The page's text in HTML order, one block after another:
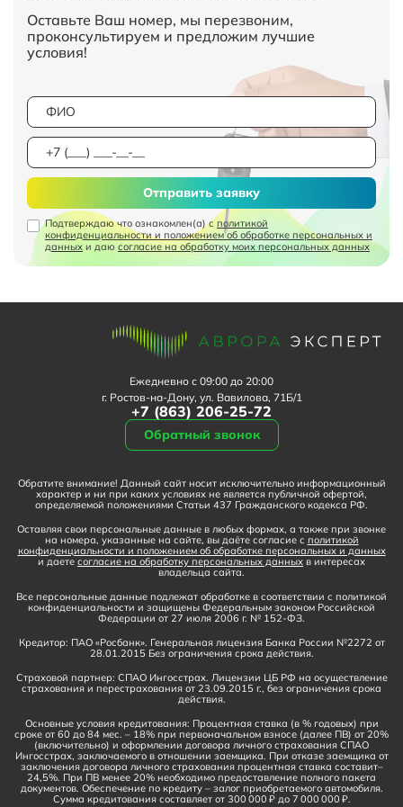
Оставьте Ваш номер, мы перезвоним,
проконсультируем и предложим лучшие
условия!
Подтверждаю что ознакомлен(а) сполитикой
конфиденциальности и положением об обработке персональных и
данных и даю согласие на обработку моих персональных данных
Отправить заявку
Ежедневно с 09:00 до 20:00
г. Ростов-на-Дону, ул. Вавилова, 71Б/1
+7 (863) 206-25-72
Обратный звонок
Обратите внимание! Данный сайт носит исключительно информационный
характер и ни при каких условиях не является публичной офертой,
определяемой положениями Статьи 437 Гражданского кодекса РФ.
Оставляя свои персональные данные в любых формах, а также при звонке
на номера, указанные на сайте, вы даёте согласие с политикой
конфиденциальности и положением об обработке персональных и данных
и даете согласие на обработку персональных данных в интересах
владельца сайта.
Все персональные данные подлежат обработке в соответствии с политикой
конфиденциальности и защищены Федеральным законом Российской
Федерации от 27 июля 2006 г. № 152-ФЗ.
Кредитор: ПАО «Росбанк». Генеральная лицензия Банка России №2272 от
28.01.2015 Без ограничения срока действия.
Страховой партнер: СПАО Ингосстрах. Лицензии ЦБ РФ на осуществление
страхования и перестрахования от 23.09.2015 г., без ограничения срока
действия.
Основные условия кредитования: Процентная ставка (в % годовых) при
сроке от 60 до 84 мес. – 18% при первоначальном взносе (далее ПВ) от 20%
(включительно) и оформлении договора личного страхования СПАО
Ингосстрах, заключаемого в отношении заемщика. При отказе заемщика от
заключения договора личного страхования процентная ставка составит–
24,5%. При ПВ менее 20% необходимо предоставление полного пакета
документов. Обеспечение по кредиту – залог приобретаемого автомобиля.
Сумма кредитования составляет от 300 000 ₽ до 7 000 000 ₽.